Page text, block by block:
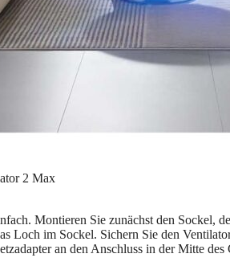
Montieren Sie zunächst den Sockel,
Loch im Sockel. Sichern Sie den
an den Anschluss in der Mitte des